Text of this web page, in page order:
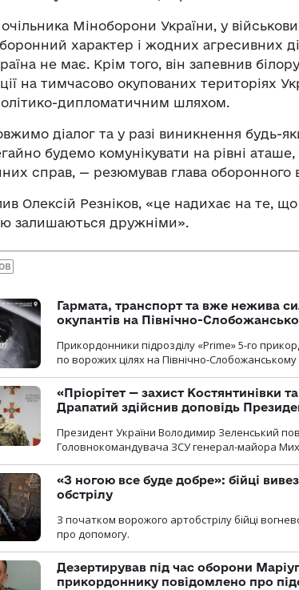
Міноборони України, у
характер і жодних агресивних
не має. Крім того, він запевнив
на тимчасово окупованих територіях
дипломатичним шляхом.
діалог та у разі виникнення будь-
будемо комунікувати на рівні
справ, — резюмував глава оборонного
Олексій Резніков, «це надихає на те,
залишаються дружніми».
Гармата, транспорт та вже нежива
окупантів на Північно-
Прикордонники підрозділу «Prime» 5-го
по ворожих цілях на Північно-
«Пріорітет — захист Костянтинівки
Драпатий здійснив доповідь
Президент України Володимир Зеленський
Головнокомандувача ЗСУ генерал-майора
«З ногою все буде добре»: бійці
обстрілу
З початком ворожого артобстрілу бійці
про допомогу.
Дезертирував під час оборони
прикордоннику повідомлено про